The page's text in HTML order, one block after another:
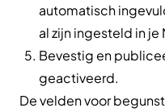
automatisch
al zijn ingesteld in
Bevestig en
geactiveerd.
De velden voor